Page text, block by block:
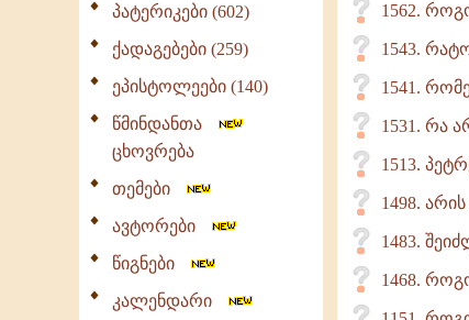
პატერიკები (602)
ქადაგებები (259)
ეპისტოლეები (140)
წმინდანთა
ცხოვრება
თემები
ავტორები
წიგნები
კალენდარი
1562.
1543.
1541.
1531. რა
1513.
1498.
1483.
1468.